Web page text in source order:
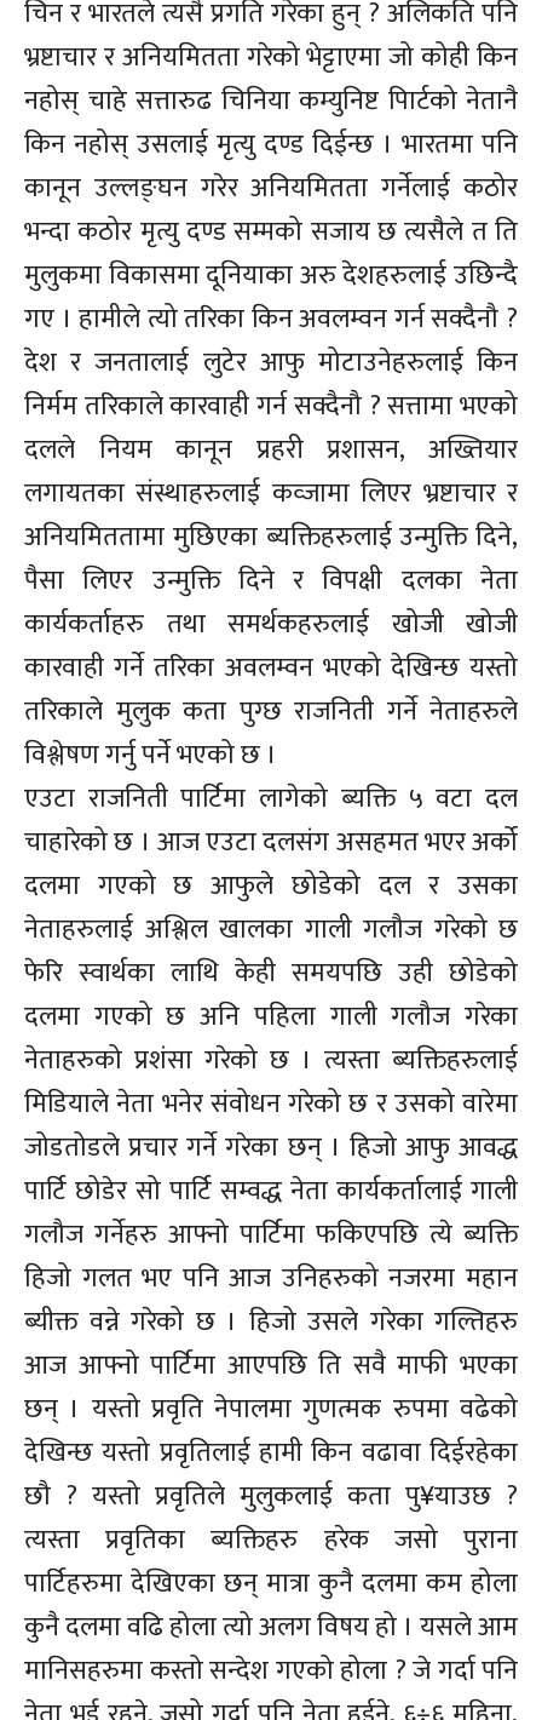
चिन र भारतले त्यसै प्रगति गरेका हुन् ? अलिकति पनि
भ्रष्टाचार र अनियमितता गरेको भेट्टाएमा जो कोही किन
नहोस् चाहे सत्तारुढ चिनिया कम्युनिष्ट पािर्टको नेतानै
किन नहोस् उसलाई मृत्यु दण्ड दिईन्छ । भारतमा पनि
कानून उल्लङ्घन गरेर अनियमितता गर्नेलाई कठोर
भन्दा कठोर मृत्यु दण्ड सम्मको सजाय छ त्यसैले त ति
मुलुकमा विकासमा दूनियाका अरु देशहरुलाई उछिन्दै
गए । हामीले त्यो तरिका किन अवलम्वन गर्न सक्दैनौ ?
देश र जनतालाई लुटेर आफु मोटाउनेहरुलाई किन
निर्मम तरिकाले कारवाही गर्न सक्दैनौ ? सत्तामा भएको
दलले नियम कानून प्रहरी प्रशासन, अख्तियार
लगायतका संस्थाहरुलाई कव्जामा लिएर भ्रष्टाचार र
अनियमिततामा मुछिएका ब्यक्तिहरुलाई उन्मुक्ति दिने,
पैसा लिएर उन्मुक्ति दिने र विपक्षी दलका नेता
कार्यकर्ताहरु तथा समर्थकहरुलाई खोजी खोजी
कारवाही गर्ने तरिका अवलम्वन भएको देखिन्छ यस्तो
तरिकाले मुलुक कता पुग्छ राजनिती गर्ने नेताहरुले
विश्लेषण गर्नु पर्ने भएको छ ।
एउटा राजनिती पार्टिमा लागेको ब्यक्ति ५ वटा दल
चाहारेको छ । आज एउटा दलसंग असहमत भएर अर्को
दलमा गएको छ आफुले छोडेको दल र उसका
नेताहरुलाई अश्लिल खालका गाली गलौज गरेको छ
फेरि स्वार्थका लाथि केही समयपछि उही छोडेको
दलमा गएको छ अनि पहिला गाली गलौज गरेका
नेताहरुको प्रशंसा गरेको छ । त्यस्ता ब्यक्तिहरुलाई
मिडियाले नेता भनेर संवोधन गरेको छ र उसको वारेमा
जोडतोडले प्रचार गर्ने गरेका छन् । हिजो आफु आवद्ध
पार्टि छोडेर सो पार्टि सम्वद्ध नेता कार्यकर्तालाई गाली
गलौज गर्नेहरु आफ्नो पार्टिमा फकिएपछि त्ये ब्यक्ति
हिजो गलत भए पनि आज उनिहरुको नजरमा महान
ब्यीक्त वन्ने गरेको छ । हिजो उसले गरेका गल्तिहरु
आज आफ्नो पार्टिमा आएपछि ति सवै माफी भएका
छन् । यस्तो प्रवृति नेपालमा गुणत्मक रुपमा वढेको
देखिन्छ यस्तो प्रवृतिलाई हामी किन वढावा दिईरहेका
छौ ? यस्तो प्रवृतिले मुलुकलाई कता पु¥याउछ ?
त्यस्ता प्रवृतिका ब्यक्तिहरु हरेक जसो पुराना
पार्टिहरुमा देखिएका छन् मात्रा कुनै दलमा कम होला
कुनै दलमा वढि होला त्यो अलग विषय हो । यसले आम
मानिसहरुमा कस्तो सन्देश गएको होला ? जे गर्दा पनि